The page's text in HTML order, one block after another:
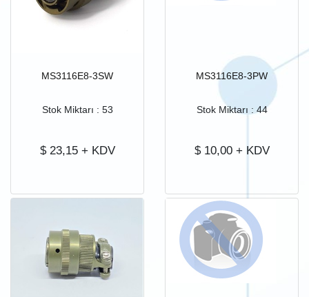
MS3116E8-3SW
Stok Miktarı : 53
$ 23,15+ KDV
MS3116E8-3PW
Stok Miktarı : 44
$ 10,00+ KDV